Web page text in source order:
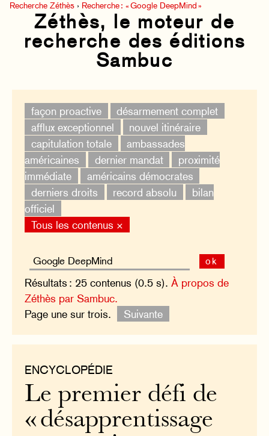
Recherche Zéthès › Recherche : « Google DeepMind »
Zéthès, le moteur de
recherche des éditions
Sambuc
façon proactive
désarmement complet
afflux exceptionnel
nouvel itinéraire
capitulation totale
ambassades
américaines
dernier mandat
proximité
immédiate
américains démocrates
derniers droits
record absolu
bilan
officiel
Tous les contenus ×
ok
Résultats : 25 contenus (0.5 s).À propos de
Zéthès par Sambuc.
Page une sur trois.
Suivante
ENCYCLOPÉDIE
Le premier défi de
« désapprentissage